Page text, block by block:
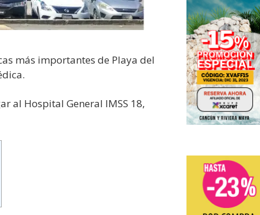
más importantes de Playa del
al Hospital General IMSS 18,